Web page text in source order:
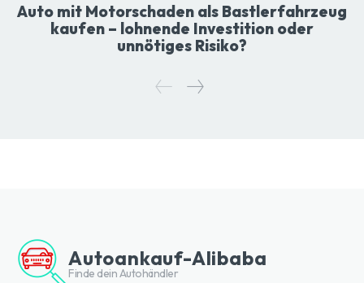
Auto mit Motorschaden als Bastlerfahrzeug
kaufen – lohnende Investition oder
unnötiges Risiko?
Autoankauf-Alibaba
Finde dein Autohändler